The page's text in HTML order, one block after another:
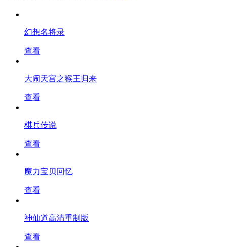
幻想名将录
查看
大闹天宫之猴王归来
查看
棋兵传说
查看
魔力宝贝回忆
查看
神仙道高清重制版
查看